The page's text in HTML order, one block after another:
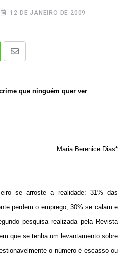
12 DE JANEIRO DE 2009
Share
que ninguém quer ver
Maria Berenice Dias*
se arroste a realidade: 31% das
perdem o emprego, 30% se calam e
pesquisa realizada pela Revista
que se tenha um levantamento sobre
o número é escasso ou